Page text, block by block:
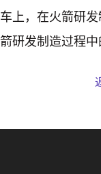
车上，在火箭研
箭研发制造过程中